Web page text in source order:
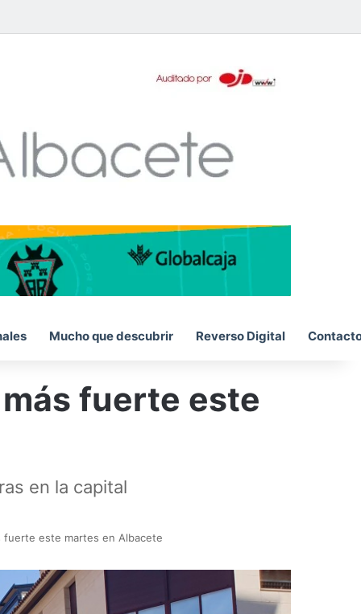
Mucho que descubrir Reverso Digital
fuerte este
en la capital
fuerte este martes en Albacete